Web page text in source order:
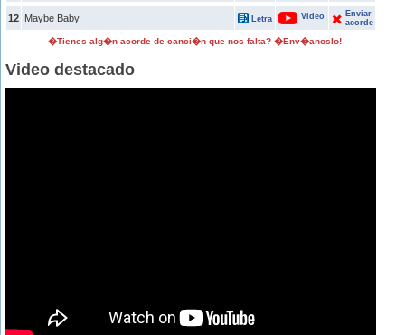
12 Maybe Baby Letra Video
Enviar
acorde
�Tienes alg�n acorde de canci�n que nos falta? �Env�anoslo!
Video destacado